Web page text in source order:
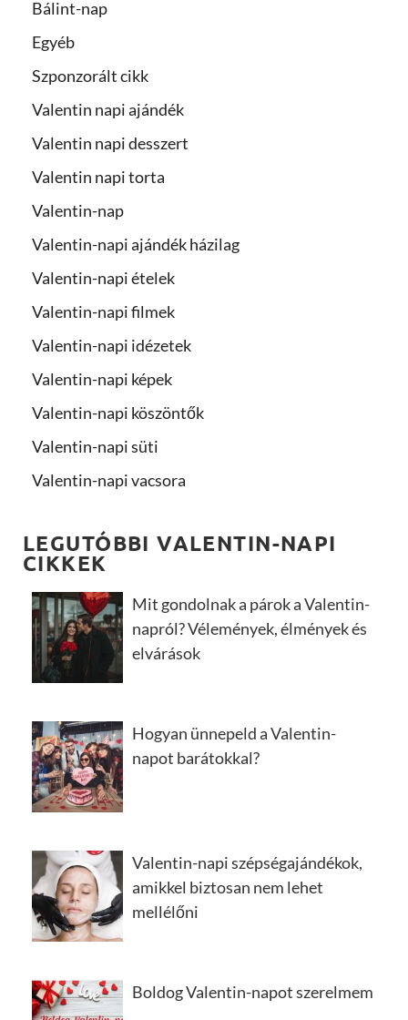
Bálint-nap
Egyéb
Szponzorált cikk
Valentin napi ajándék
Valentin napi desszert
Valentin napi torta
Valentin-nap
Valentin-napi ajándék házilag
Valentin-napi ételek
Valentin-napi filmek
Valentin-napi idézetek
Valentin-napi képek
Valentin-napi köszöntők
Valentin-napi süti
Valentin-napi vacsora
LEGUTÓBBI VALENTIN-NAPI
CIKKEK
Mit gondolnak a párok a Valentin-
napról? Vélemények, élmények és
elvárások
Hogyan ünnepeld a Valentin-
napot barátokkal?
Valentin-napi szépségajándékok,
amikkel biztosan nem lehet
mellélőni
Boldog Valentin-napot szerelmem